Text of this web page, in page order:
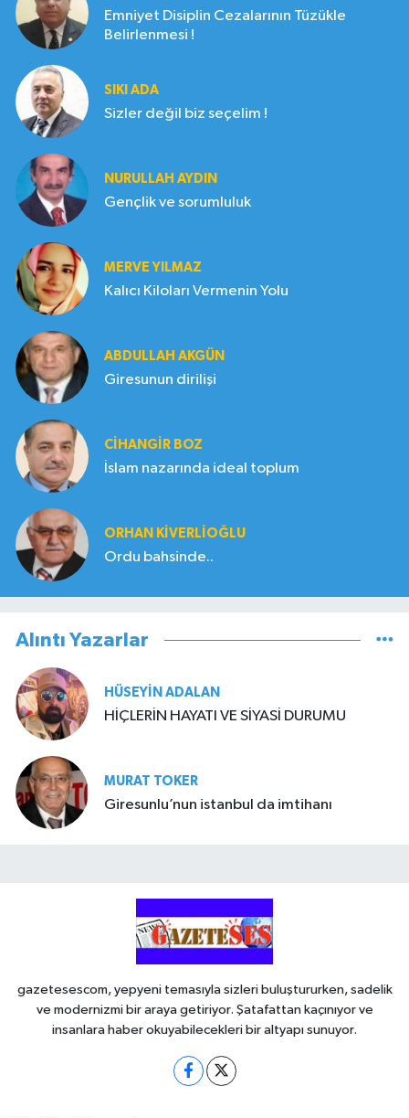
Emniyet Disiplin Cezalarının Tüzükle
Belirlenmesi !
SIKI ADA
Sizler değil biz seçelim !
NURULLAH AYDIN
Gençlik ve sorumluluk
MERVE YILMAZ
Kalıcı Kiloları Vermenin Yolu
ABDULLAH AKGÜN
Giresunun dirilişi
CIHANGIR BOZ
İslam nazarında ideal toplum
ORHAN KIVERLIOĞLU
Ordu bahsinde..
Alıntı Yazarlar
HÜSEYIN ADALAN
HİÇLERİN HAYATI VE SİYASİ DURUMU
MURAT TOKER
Giresunlu’nun istanbul da imtihanı
gazetesescom, yepyeni temasıyla sizleri buluştururken, sadelik
ve modernizmi bir araya getiriyor. Şatafattan kaçınıyor ve
insanlara haber okuyabilecekleri bir altyapı sunuyor.